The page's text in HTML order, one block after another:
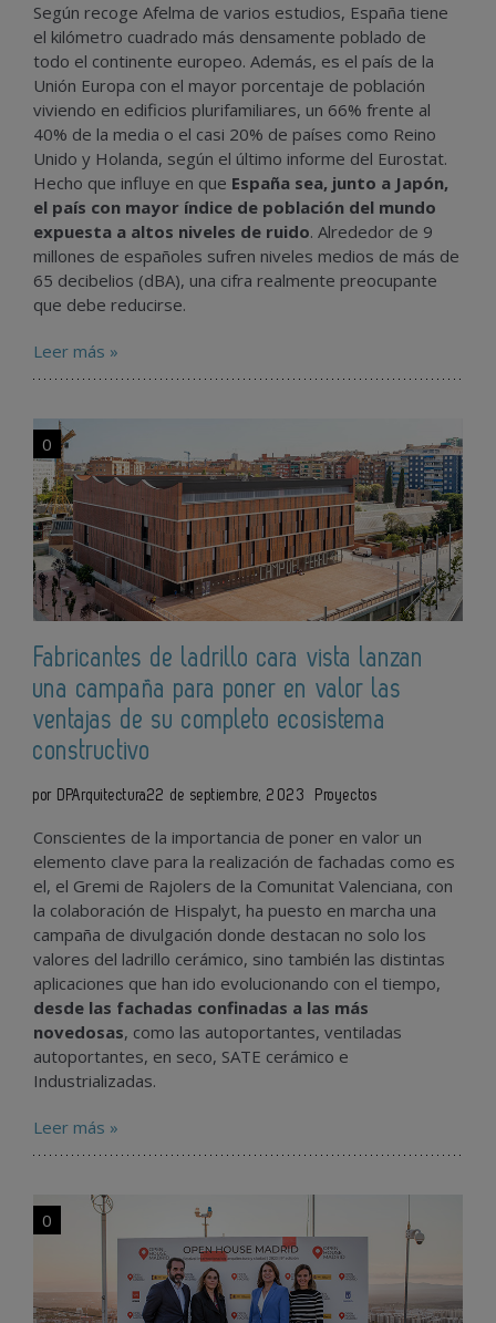
Según recoge Afelma de varios estudios, España tiene
el kilómetro cuadrado más densamente poblado de
todo el continente europeo. Además, es el país de la
Unión Europa con el mayor porcentaje de población
viviendo en edificios plurifamiliares, un 66% frente al
40% de la media o el casi 20% de países como Reino
Unido y Holanda, según el último informe del Eurostat.
Hecho que influye en que España sea, junto a Japón,
el país con mayor índice de población del mundo
expuesta a altos niveles de ruido. Alrededor de 9
millones de españoles sufren niveles medios de más de
65 decibelios (dBA), una cifra realmente preocupante
que debe reducirse.
Leer más »
0
Fabricantes de ladrillo cara vista lanzan
una campaña para poner en valor las
ventajas de su completo ecosistema
constructivo
por DPArquitectura22 de septiembre, 2023 Proyectos
Conscientes de la importancia de poner en valor un
elemento clave para la realización de fachadas como es
el, el Gremi de Rajolers de la Comunitat Valenciana, con
la colaboración de Hispalyt, ha puesto en marcha una
campaña de divulgación donde destacan no solo los
valores del ladrillo cerámico, sino también las distintas
aplicaciones que han ido evolucionando con el tiempo,
desde las fachadas confinadas a las más
novedosas, como las autoportantes, ventiladas
autoportantes, en seco, SATE cerámico e
Industrializadas.
Leer más »
0